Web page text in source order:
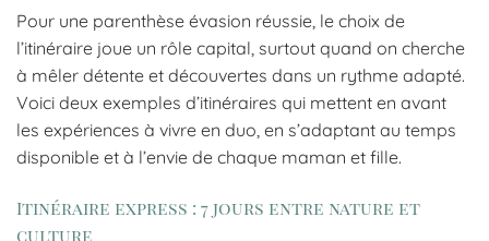
Pour une parenthèse évasion réussie, le choix de
l’itinéraire joue un rôle capital, surtout quand on cherche
à mêler détente et découvertes dans un rythme adapté.
Voici deux exemples d’itinéraires qui mettent en avant
les expériences à vivre en duo, en s’adaptant au temps
disponible et à l’envie de chaque maman et fille.
Itinéraire express : 7 jours entre nature et
culture